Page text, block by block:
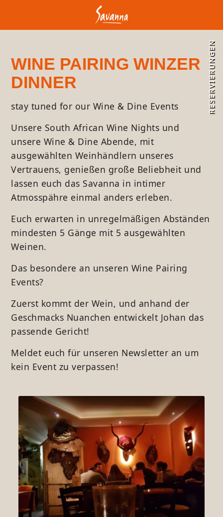
WINE PAIRING WINZER
DINNER
stay tuned for our Wine & Dine Events
Unsere South African Wine Nights und
unsere Wine & Dine Abende, mit
ausgewählten Weinhändlern unseres
Vertrauens, genießen große Beliebheit und
lassen euch das Savanna in intimer
Atmosspähre einmal anders erleben.
Euch erwarten in unregelmäßigen Abständen
mindesten 5 Gänge mit 5 ausgewählten
Weinen.
Das besondere an unseren Wine Pairing
Events?
Zuerst kommt der Wein, und anhand der
Geschmacks Nuanchen entwickelt Johan das
passende Gericht!
Meldet euch für unseren Newsletter an um
kein Event zu verpassen!
RESERVIERUNGEN